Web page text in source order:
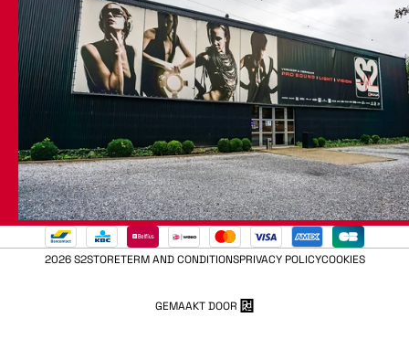
2026 S2STORETERM AND CONDITIONSPRIVACY POLICYCOOKIES
GEMAAKT DOOR